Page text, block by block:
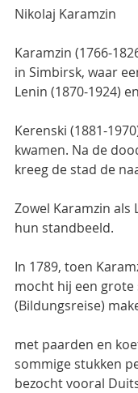
Nikolaj Karamzin
Karamzin (1766-
in Simbirsk, waar
Lenin (1870-1924) en
Kerenski (1881-
kwamen. Na de
kreeg de stad de
Zowel Karamzin als
hun standbeeld.
In 1789, toen
mocht hij een grote
(Bildungsreise)
met paarden en
sommige stukken
bezocht vooral